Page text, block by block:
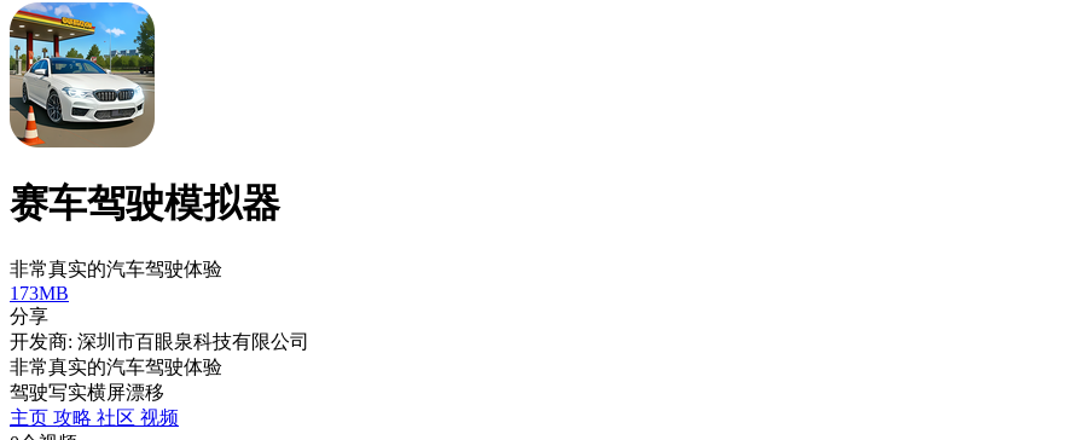
赛车驾驶模拟器
非常真实的汽车驾驶体验
173MB
分享
开发商: 深圳市百眼泉科技有限公司
非常真实的汽车驾驶体验
驾驶写实横屏漂移
主页 攻略 社区 视频